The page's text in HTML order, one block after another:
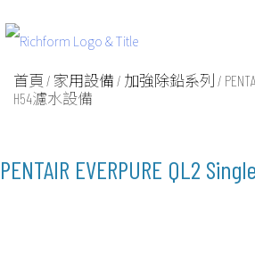
to
content
首頁 / 家用設備 / 加強除鉛系列 /
H54濾水設備
PENTAIR EVERPURE QL2